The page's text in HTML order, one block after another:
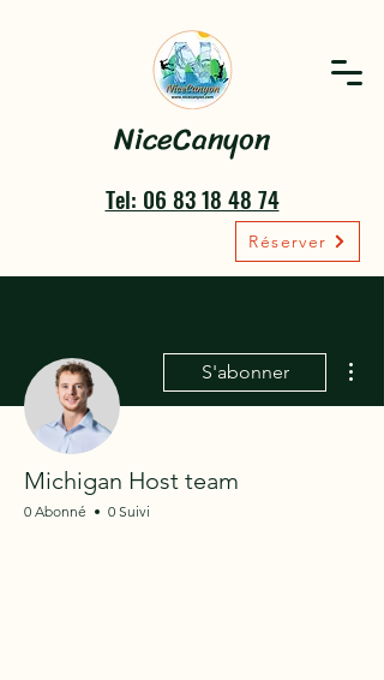
NiceCanyon
Tel: 06 83 18 48 74
Réserver
S'abonner
Michigan Host team
0 Abonné 0 Suivi